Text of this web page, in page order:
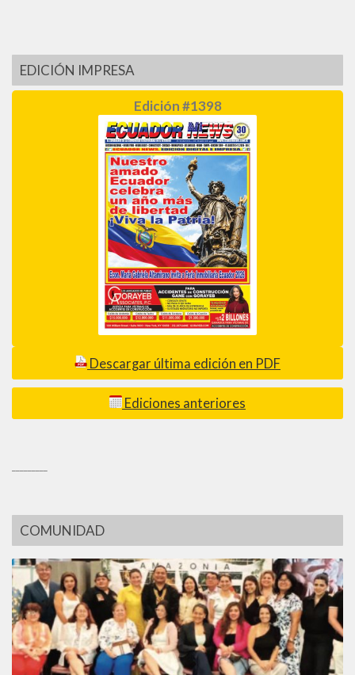
EDICIÓN IMPRESA
Edición #1398
Descargar última edición en PDF
Ediciones anteriores
COMUNIDAD